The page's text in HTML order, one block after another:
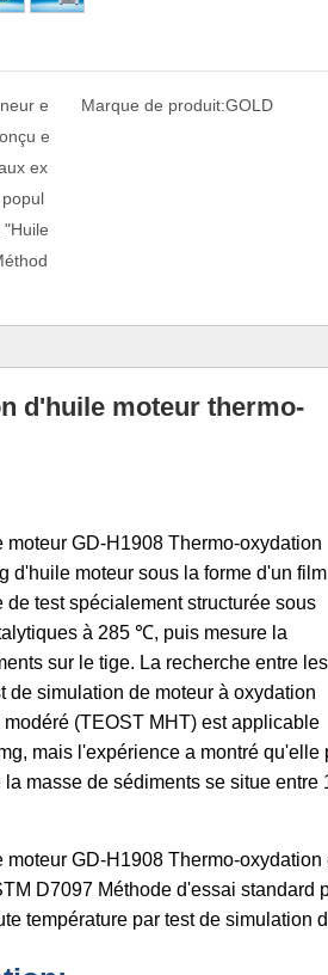
e
e
ex
Marque de produit:GOLD
d'huile moteur thermo-
GD-H1908 Thermo-oxydation
d'huile moteur sous la forme d'un film
test spécialement structurée sous
à 285 ℃, puis mesure la
sur le tige. La recherche entre les
de simulation de moteur à oxydation
(TEOST MHT) est applicable
mais l'expérience a montré qu'elle
masse de sédiments se situe entre
moteur GD-H1908 Thermo-
D7097 Méthode d'essai standard
température par test de simulation